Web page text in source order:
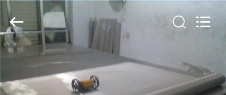
বাড়ি
পণ্য
Metal
Wire
Mesh
Products
Co.,
Ltd..
All
Rights
Reserved.